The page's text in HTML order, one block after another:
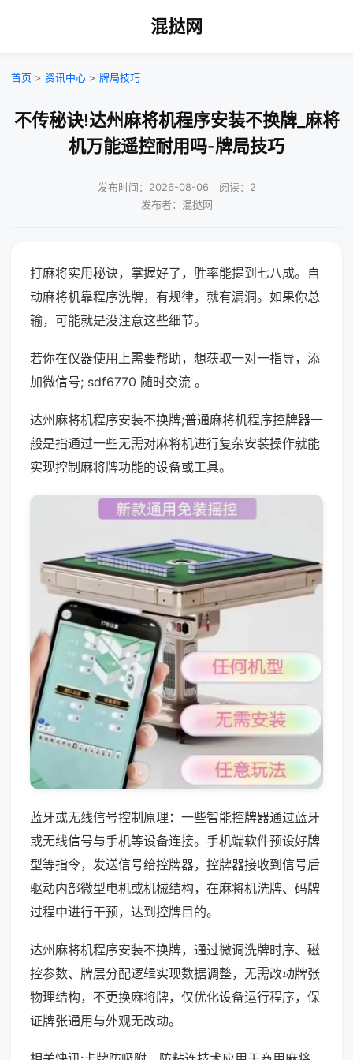
混挞网
首页 > 资讯中心 > 牌局技巧
不传秘诀!达州麻将机程序安装不换牌_麻将
机万能遥控耐用吗-牌局技巧
发布时间：2026-08-06｜阅读：2
发布者：混挞网
打麻将实用秘诀，掌握好了，胜率能提到七八成。自
动麻将机靠程序洗牌，有规律，就有漏洞。如果你总
输，可能就是没注意这些细节。
若你在仪器使用上需要帮助，想获取一对一指导，添
加微信号; sdf6770 随时交流 。
达州麻将机程序安装不换牌;普通麻将机程序控牌器一
般是指通过一些无需对麻将机进行复杂安装操作就能
实现控制麻将牌功能的设备或工具。
蓝牙或无线信号控制原理：一些智能控牌器通过蓝牙
或无线信号与手机等设备连接。手机端软件预设好牌
型等指令，发送信号给控牌器，控牌器接收到信号后
驱动内部微型电机或机械结构，在麻将机洗牌、码牌
过程中进行干预，达到控牌目的。
达州麻将机程序安装不换牌，通过微调洗牌时序、磁
控参数、牌层分配逻辑实现数据调整，无需改动牌张
物理结构，不更换麻将牌，仅优化设备运行程序，保
证牌张通用与外观无改动。